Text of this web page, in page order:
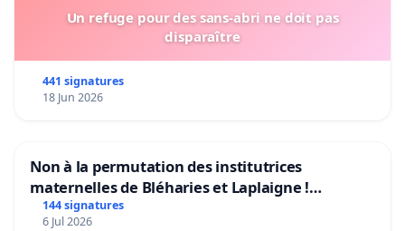
Un refuge pour des sans-abri ne doit pas
disparaître
441 signatures
18 Jun 2026
Non à la permutation des institutrices
maternelles de Bléharies et Laplaigne !
Préservons la stabilité de nos enfants.
144 signatures
6 Jul 2026